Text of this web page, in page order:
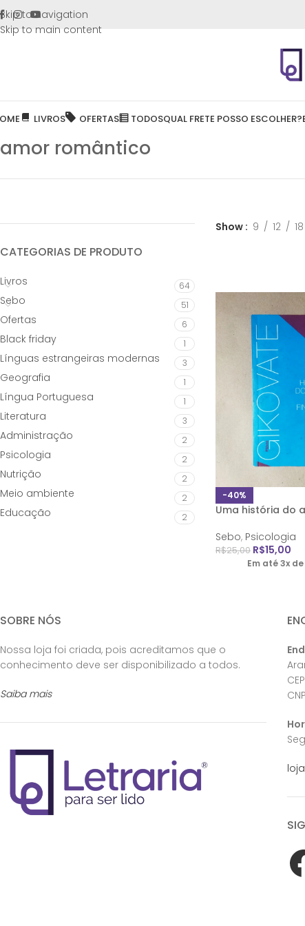
Skip to navigation
Skip to main content
LIVROS OFERTAS TODOSQUAL FRETE POSSO ESCOLHER?
amor romântico
CATEGORIAS DE PRODUTO
Livros 64
Sebo 51
Ofertas 6
Black friday 1
Línguas estrangeiras modernas 3
Geografia 1
Língua Portuguesa 1
Literatura 3
Administração 2
Psicologia 2
Nutrição 2
Meio ambiente 2
Educação 2
Show 9 12 18
-40%
Uma história do
Sebo, Psicologia
R$25,00 R$15,00
Em até 3x de
SOBRE NÓS
Nossa loja foi criada, pois acreditamos que o
conhecimento deve ser disponibilizado a todos.
Saiba mais